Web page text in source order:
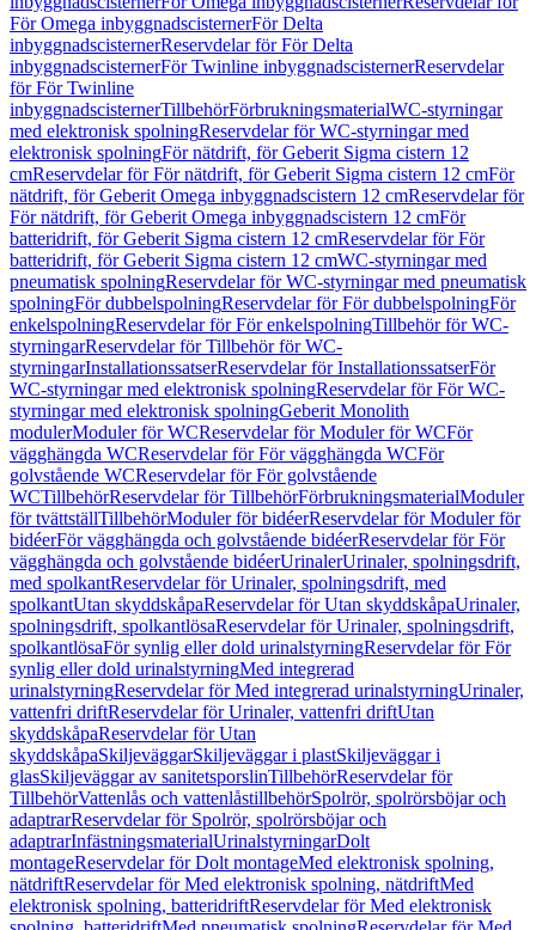
För Omega inbyggnadscisternerFör Delta
inbyggnadscisternerReservdelar för För Delta
inbyggnadscisternerFör Twinline inbyggnadscisternerReservdelar
för För Twinline
inbyggnadscisternerTillbehörFörbrukningsmaterialWC-styrningar
med elektronisk spolningReservdelar för WC-styrningar med
elektronisk spolningFör nätdrift, för Geberit Sigma cistern 12
cmReservdelar för För nätdrift, för Geberit Sigma cistern 12 cmFör
nätdrift, för Geberit Omega inbyggnadscistern 12 cmReservdelar för
För nätdrift, för Geberit Omega inbyggnadscistern 12 cmFör
batteridrift, för Geberit Sigma cistern 12 cmReservdelar för För
batteridrift, för Geberit Sigma cistern 12 cmWC-styrningar med
pneumatisk spolningReservdelar för WC-styrningar med pneumatisk
spolningFör dubbelspolningReservdelar för För dubbelspolningFör
enkelspolningReservdelar för För enkelspolningTillbehör för WC-
styrningarReservdelar för Tillbehör för WC-
styrningarInstallationssatserReservdelar för InstallationssatserFör
WC-styrningar med elektronisk spolningReservdelar för För WC-
styrningar med elektronisk spolningGeberit Monolith
modulerModuler för WCReservdelar för Moduler för WCFör
vägghängda WCReservdelar för För vägghängda WCFör
golvstående WCReservdelar för För golvstående
WCTillbehörReservdelar för TillbehörFörbrukningsmaterialModuler
för tvättställTillbehörModuler för bidéerReservdelar för Moduler för
bidéerFör vägghängda och golvstående bidéerReservdelar för För
vägghängda och golvstående bidéerUrinalerUrinaler, spolningsdrift,
med spolkantReservdelar för Urinaler, spolningsdrift, med
spolkantUtan skyddskåpaReservdelar för Utan skyddskåpaUrinaler,
spolningsdrift, spolkantlösaReservdelar för Urinaler, spolningsdrift,
spolkantlösaFör synlig eller dold urinalstyrningReservdelar för För
synlig eller dold urinalstyrningMed integrerad
urinalstyrningReservdelar för Med integrerad urinalstyrningUrinaler,
vattenfri driftReservdelar för Urinaler, vattenfri driftUtan
skyddskåpaReservdelar för Utan
skyddskåpaSkiljeväggarSkiljeväggar i plastSkiljeväggar i
glasSkiljeväggar av sanitetsporslinTillbehörReservdelar för
TillbehörVattenlås och vattenlåstillbehörSpolrör, spolrörsböjar och
adaptrarReservdelar för Spolrör, spolrörsböjar och
adaptrarInfästningsmaterialUrinalstyrningarDolt
montageReservdelar för Dolt montageMed elektronisk spolning,
nätdriftReservdelar för Med elektronisk spolning, nätdriftMed
elektronisk spolning, batteridriftReservdelar för Med elektronisk